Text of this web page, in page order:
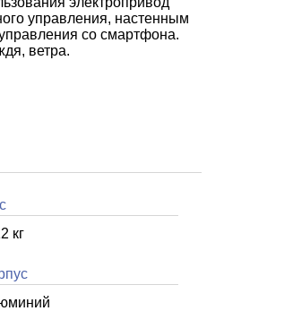
управления, настенным
со смартфона.
ветра.
кг